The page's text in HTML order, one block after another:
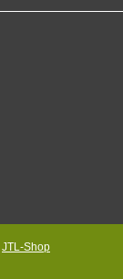
JTL-Shop